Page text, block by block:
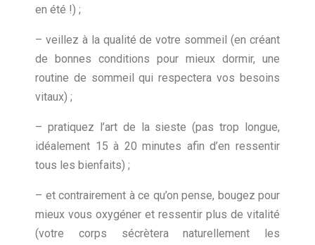
en été !) ;
– veillez à la qualité de votre sommeil (en créant
de bonnes conditions pour mieux dormir, une
routine de sommeil qui respectera vos besoins
vitaux) ;
– pratiquez l’art de la sieste (pas trop longue,
idéalement 15 à 20 minutes afin d’en ressentir
tous les bienfaits) ;
– et contrairement à ce qu’on pense, bougez pour
mieux vous oxygéner et ressentir plus de vitalité
(votre corps sécrètera naturellement les